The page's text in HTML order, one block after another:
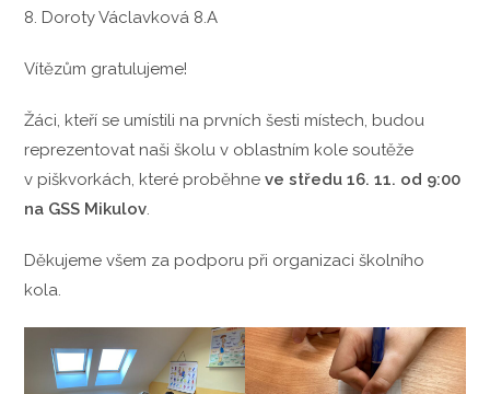
8. Doroty Václavková 8.A
Vítězům gratulujeme!
Žáci, kteří se umístili na prvních šesti místech, budou
reprezentovat naši školu v oblastním kole soutěže
v piškvorkách, které proběhneve středu 16. 11. od 9:00
na GSS Mikulov.
Děkujeme všem za podporu při organizaci školního
kola.